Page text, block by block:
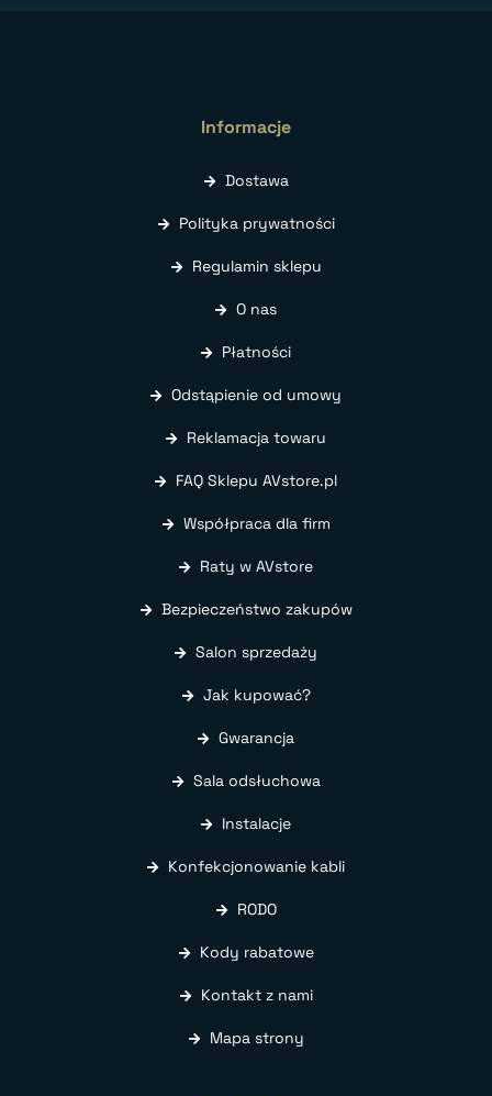
Informacje
Dostawa
Polityka prywatności
Regulamin sklepu
O nas
Płatności
Odstąpienie od umowy
Reklamacja towaru
FAQ Sklepu AVstore.pl
Współpraca dla firm
Raty w AVstore
Bezpieczeństwo zakupów
Salon sprzedaży
Jak kupować?
Gwarancja
Sala odsłuchowa
Instalacje
Konfekcjonowanie kabli
RODO
Kody rabatowe
Kontakt z nami
Mapa strony